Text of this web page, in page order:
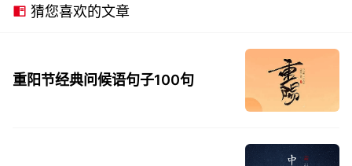
猜您喜欢的文章
重阳节经典问候语句子100句